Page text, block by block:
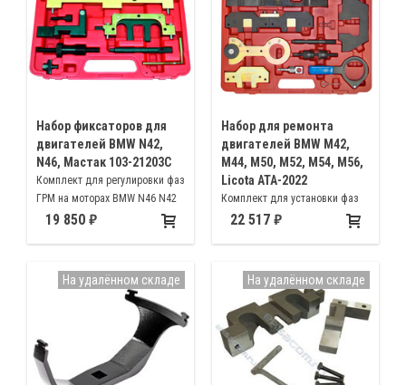
Набор фиксаторов для
двигателей BMW N42,
N46, Мастак 103-21203C
Комплект для регулировки фаз
ГРМ на моторах BMW N46 N42
19 850
Набор для ремонта
двигателей BMW M42,
M44, M50, M52, M54, M56,
Licota ATA-2022
Комплект для установки фаз
ГРМ автомобилей марки BMW с
22 517
На удалённом складе На удалённом складе